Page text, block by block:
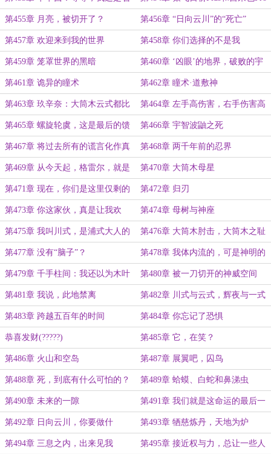
来了什么东西？ Max
第455章 月亮，被切开了？ 第456章 “日向云川”的“死亡”
第457章 欢迎来到我的世界 第458章 你们选择的不是我
第459章 笼罩世界的黑暗 第460章 ‘凶眼’的地界，破败的宇
智波族地
第461章 诡异的瞳术 第462章 瞳术·道敷神
第463章 玖辛奈：大筒木云式都比
你像一个父亲
第464章 左手高伤害，右手伤害高
第465章 螺旋轮虞，这是最后的馈
赠
第466章 宇智波鼬之死
第467章 将过去所有的谎言化作真
实吧
第468章 两千年前的忍界
第469章 从今天起，格雷尔，就是
你的名字
第470章 大筒木母星
第471章 现在，你们是这里仅剩的
人类了
第472章 归刃
第473章 你这家伙，真是让我欢
喜！
第474章 母树与神座
第475章 我叫川式，是浦式大人的
仆从
第476章 大筒木肘击，大筒木之耻
第477章 没有“脑子”？ 第478章 我体内流的，可是神明的
血啊
第479章 千手柱间：我还以为木叶
已经完了呢，哈哈
第480章 被一刀切开的神威空间
第481章 我说，此地禁离 第482章 川式与云式，辉夜与一式
第483章 跨越五百年的时间 第484章 你忘记了恐惧
恭喜发财(?????) 第485章 它，在笑？
第486章 火山和空岛 第487章 展翼吧，囚鸟
第488章 死，到底有什么可怕的？ 第489章 蛤蟆、白蛇和鼻涕虫
第490章 未来的一隙 第491章 我们就是这命运的最后一
环！
第492章 日向云川，你要做什
么？！
第493章 牺慈炼丹，天地为炉
第494章 三息之内，出来见我 第495章 接近权与力，总让一些人